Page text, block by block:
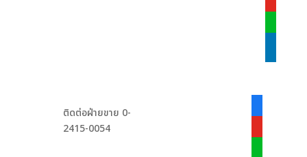
ติดต่อฝ่ายขาย 0-
2415-0054